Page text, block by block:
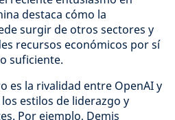
destaca cómo la
surgir de otros sectores y
recursos económicos por sí
suficiente.
es la rivalidad entre OpenAI y
estilos de liderazgo y
Por ejemplo, Demis